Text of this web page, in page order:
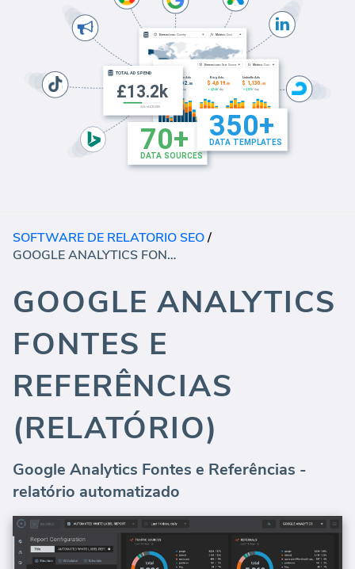
SOFTWARE DE RELATORIO SEO/
GOOGLE ANALYTICS FONTES E REFERÊNCIAS (RELATÓRIO)
GOOGLE ANALYTICS
FONTES E
REFERÊNCIAS
(RELATÓRIO)
Google Analytics Fontes e Referências -
relatório automatizado